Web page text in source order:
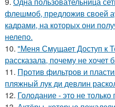
флешмоб, предложив своей
кадрами, на которых они
нелепо.
10. "Меня Смущает Доступ к
рассказала, почему не хочет
11. Против фильтров и
пляжный лук ди девлин
12. Голодание - это не только